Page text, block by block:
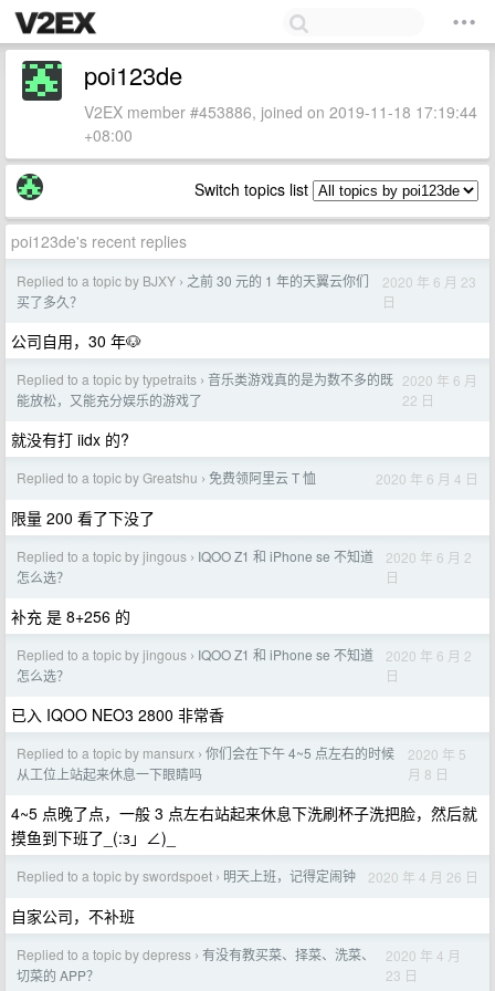
poi123de
V2EX member #453886, joined on 2019-11-18 17:19:44
+08:00
Switch topics list
poi123de's recent replies
Replied to a topic by BJXY › 之前 30 元的 1 年的天翼云你们
买了多久？
2020 年 6 月 23
日
公司自用，30 年🐶
Replied to a topic by typetraits › 音乐类游戏真的是为数不多的既
能放松，又能充分娱乐的游戏了
2020 年 6 月
22 日
就没有打 iidx 的?
Replied to a topic by Greatshu › 免费领阿里云 T 恤 2020 年 6 月 4 日
限量 200 看了下没了
Replied to a topic by jingous › IQOO Z1 和 iPhone se 不知道
怎么选？
2020 年 6 月 2
日
补充 是 8+256 的
Replied to a topic by jingous › IQOO Z1 和 iPhone se 不知道
怎么选？
2020 年 6 月 2
日
已入 IQOO NEO3 2800 非常香
Replied to a topic by mansurx › 你们会在下午 4~5 点左右的时候
从工位上站起来休息一下眼睛吗
2020 年 5
月 8 日
4~5 点晚了点，一般 3 点左右站起来休息下洗刷杯子洗把脸，然后就
摸鱼到下班了_(:з」∠)_
Replied to a topic by swordspoet › 明天上班，记得定闹钟 2020 年 4 月 26 日
自家公司，不补班
Replied to a topic by depress › 有没有教买菜、择菜、洗菜、
切菜的 APP？
2020 年 4 月
23 日